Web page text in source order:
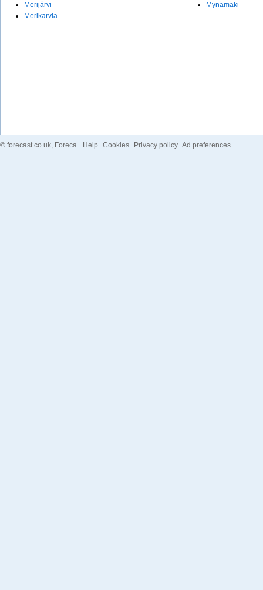
Merijärvi
Merikarvia
Mynämäki
© forecast.co.uk, Foreca Help Cookies Privacy policy Ad preferences